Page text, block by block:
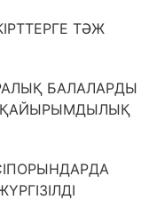
ТӘЖ
БАЛАЛАРДЫ
ҚАЙЫРЫМДЫЛЫҚ